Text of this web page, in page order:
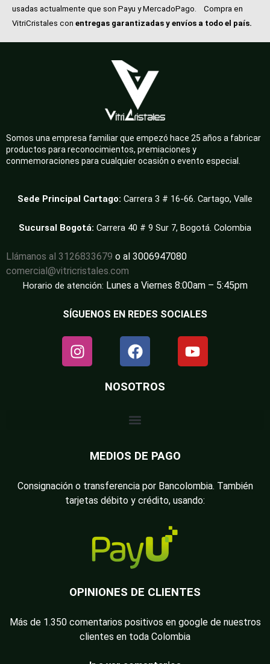
usadas actualmente que son Payu y MercadoPago.
Compra en
VitriCristales con entregas garantizadas y envíos a todo el país.
Somos una empresa familiar que empezó hace 25 años a fabricar
productos para reconocimientos, premiaciones y
conmemoraciones para cualquier ocasión o evento especial.
Sede Principal Cartago: Carrera 3 # 16-66. Cartago, Valle
Sucursal Bogotá: Carrera 40 # 9 Sur 7, Bogotá. Colombia
Llámanos al 3126833679 o al 3006947080
comercial@vitricristales.com
Horario de atención: Lunes a Viernes 8:00am – 5:45pm
SÍGUENOS EN REDES SOCIALES
NOSOTROS
MEDIOS DE PAGO
Consignación o transferencia por Bancolombia. También
tarjetas débito y crédito, usando:
OPINIONES DE CLIENTES
Más de 1.350 comentarios positivos en google de nuestros
clientes en toda Colombia